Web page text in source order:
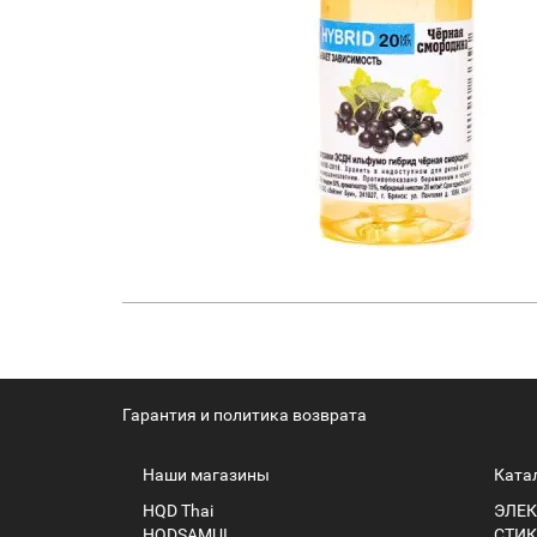
Гарантия и политика возврата
Наши магазины
HQD Thai